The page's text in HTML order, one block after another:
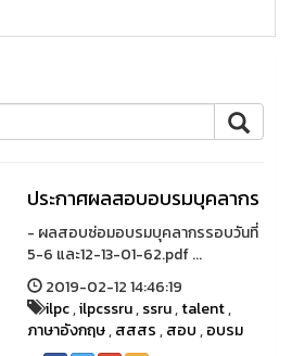
ประกาศผลสอบอบรมบุคลากร
- ผลสอบซ่อมอบรมบุคลากรรอบวันที่
5-6 และ12-13-01-62.pdf ...
2019-02-12 14:46:19
ilpc,ilpcssru,ssru,talent,
ภาษาอังกฤษ,สสสร,สอบ,อบรม